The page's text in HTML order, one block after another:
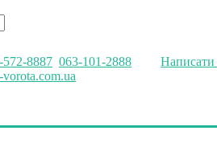
572-8887 063-101-2888
vorota.com.ua